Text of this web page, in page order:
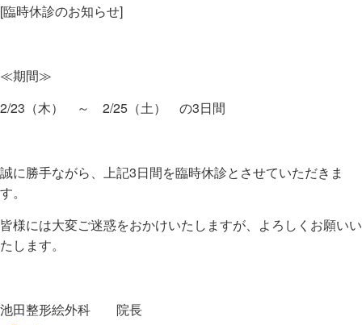
[臨時休診のお知らせ]
≪期間≫
2/23（木） ～ 2/25（土） の3日間
誠に勝手ながら、上記3日間を臨時休診とさせていただきま
す。
皆様には大変ご迷惑をおかけいたしますが、よろしくお願いい
たします。
池田整形絵外科 院長